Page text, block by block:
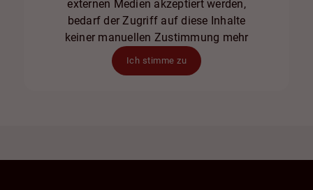
externen Medien akzeptiert werden,
bedarf der Zugriff auf diese Inhalte
keiner manuellen Zustimmung mehr
Ich stimme zu